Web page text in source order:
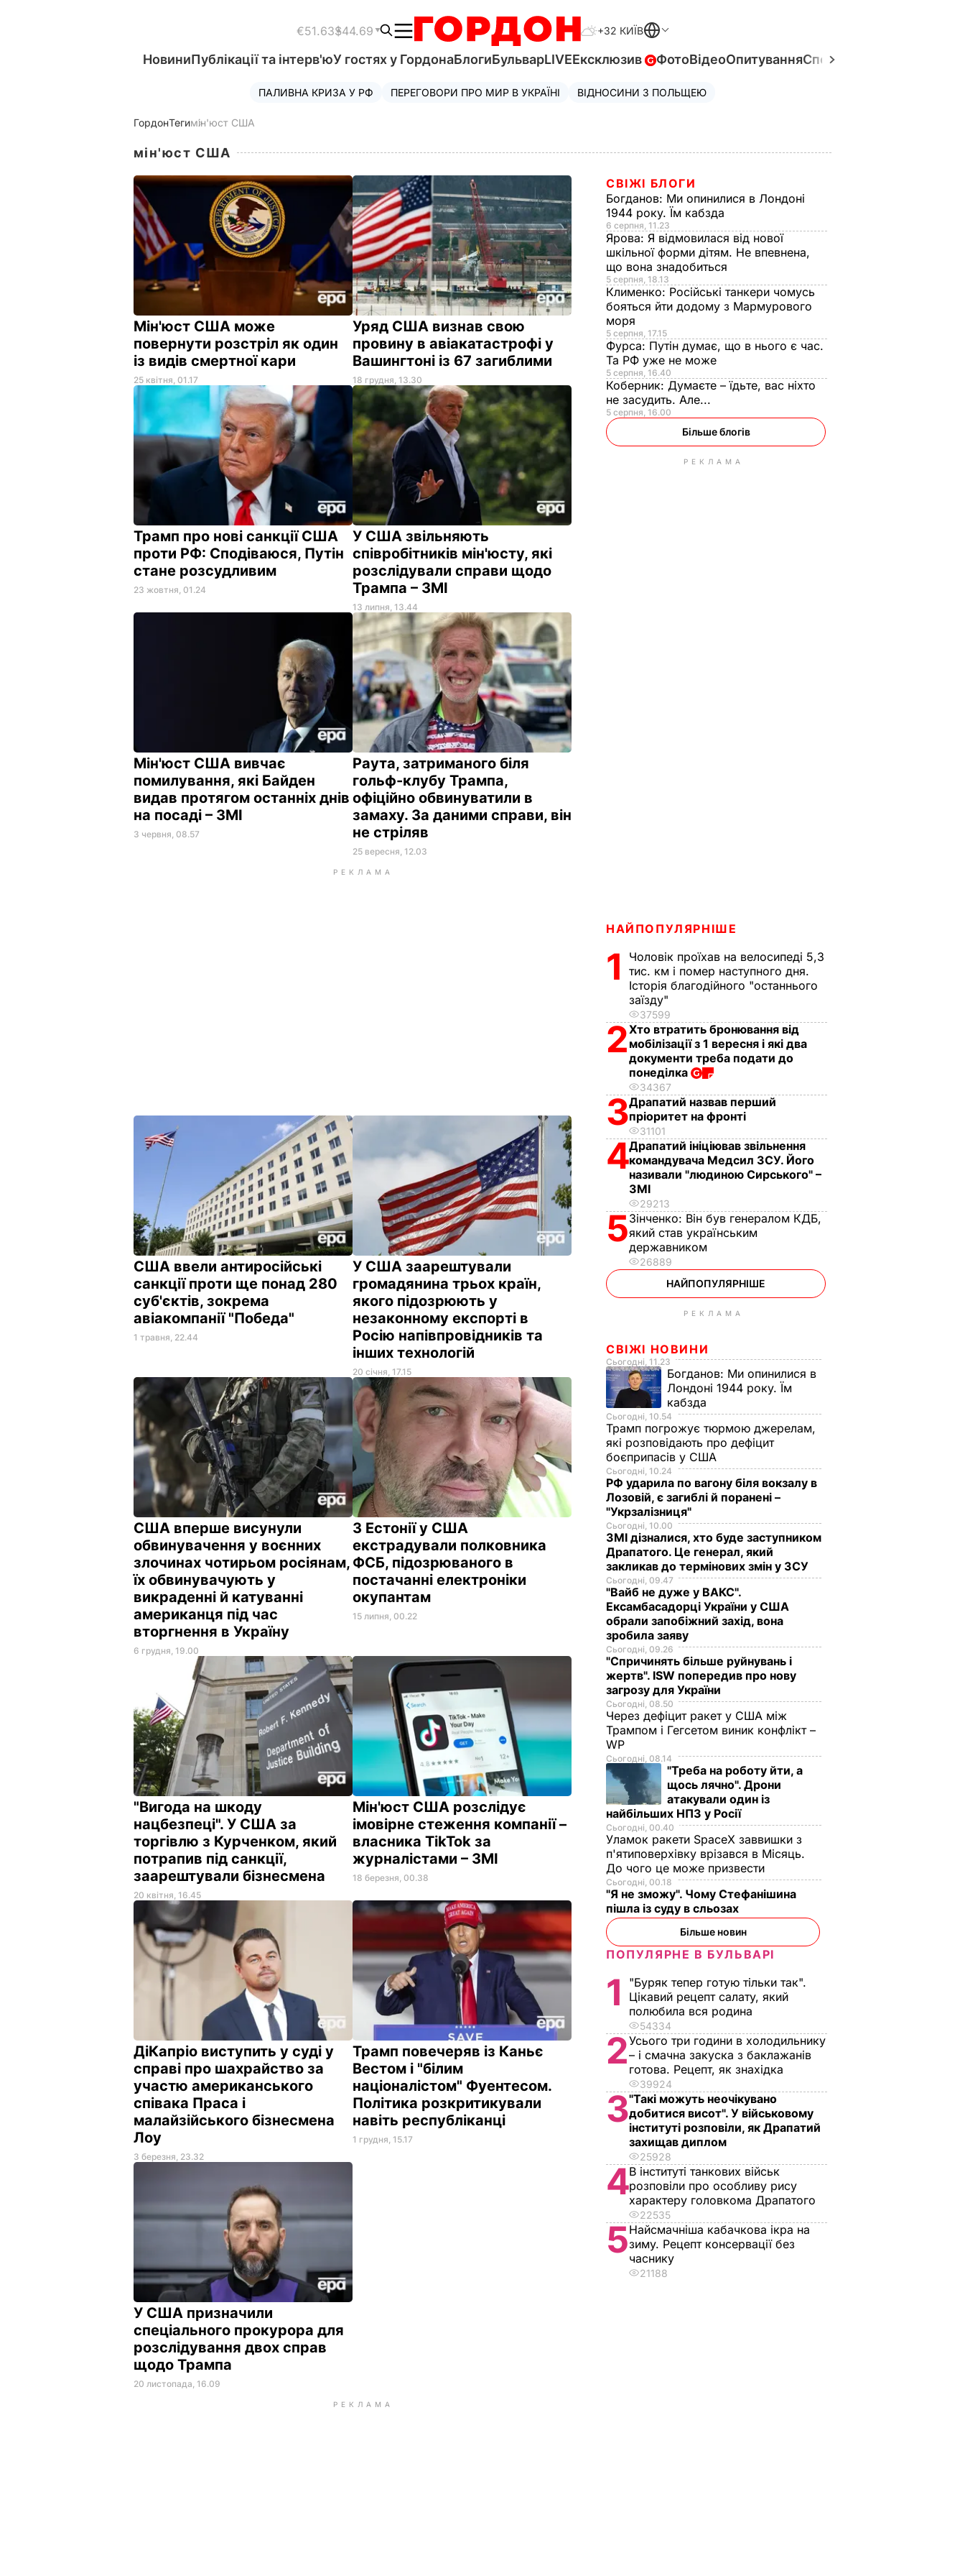
€51.63$44.69 +32 КИЇВ
НовиниПублікації та інтерв'юУ гостях у ГордонаБлогиБульварLIVEЕксклюзив ФотоВідеоОпитуванняСпецпроєкти
ПАЛИВНА КРИЗА У РФ ПЕРЕГОВОРИ ПРО МИР В УКРАЇНІ ВІДНОСИНИ З ПОЛЬЩЕЮ
ГордонТегимін'юст США
мін'юст США
Мін'юст США може
повернути розстріл як один
із видів смертної кари
25 квітня, 01.17
Уряд США визнав свою
провину в авіакатастрофі у
Вашингтоні із 67 загиблими
18 грудня, 13.30
Трамп про нові санкції США
проти РФ: Сподіваюся, Путін
стане розсудливим
23 жовтня, 01.24
У США звільняють
співробітників мін'юсту, які
розслідували справи щодо
Трампа – ЗМІ
13 липня, 13.44
Мін'юст США вивчає
помилування, які Байден
видав протягом останніх днів
на посаді – ЗМІ
3 червня, 08.57
Раута, затриманого біля
гольф-клубу Трампа,
офіційно обвинуватили в
замаху. За даними справи, він
не стріляв
25 вересня, 12.03
РЕКЛАМА
США ввели антиросійські
санкції проти ще понад 280
суб'єктів, зокрема
авіакомпанії "Победа"
1 травня, 22.44
У США заарештували
громадянина трьох країн,
якого підозрюють у
незаконному експорті в
Росію напівпровідників та
інших технологій
20 січня, 17.15
США вперше висунули
обвинувачення у воєнних
злочинах чотирьом росіянам,
їх обвинувачують у
викраденні й катуванні
американця під час
вторгнення в Україну
6 грудня, 19.00
З Естонії у США
екстрадували полковника
ФСБ, підозрюваного в
постачанні електроніки
окупантам
15 липня, 00.22
"Вигода на шкоду
нацбезпеці". У США за
торгівлю з Курченком, який
потрапив під санкції,
заарештували бізнесмена
20 квітня, 16.45
Мін'юст США розслідує
імовірне стеження компанії –
власника TikTok за
журналістами – ЗМІ
18 березня, 00.38
ДіКапріо виступить у суді у
справі про шахрайство за
участю американського
співака Праса і
малайзійського бізнесмена
Лоу
3 березня, 23.32
Трамп повечеряв із Каньє
Вестом і "білим
націоналістом" Фуентесом.
Політика розкритикували
навіть республіканці
1 грудня, 15.17
У США призначили
спеціального прокурора для
розслідування двох справ
щодо Трампа
20 листопада, 16.09
РЕКЛАМА
СВІЖІ БЛОГИ
Богданов: Ми опинилися в Лондоні
1944 року. Їм кабзда
6 серпня, 11.23
Ярова: Я відмовилася від нової
шкільної форми дітям. Не впевнена,
що вона знадобиться
5 серпня, 18.13
Клименко: Російські танкери чомусь
бояться йти додому з Мармурового
моря
5 серпня, 17.15
Фурса: Путін думає, що в нього є час.
Та РФ уже не може
5 серпня, 16.40
Коберник: Думаєте – їдьте, вас ніхто
не засудить. Але...
5 серпня, 16.00
Більше блогів
РЕКЛАМА
НАЙПОПУЛЯРНІШЕ
1
Чоловік проїхав на велосипеді 5,3
тис. км і помер наступного дня.
Історія благодійного "останнього
заїзду"
37599
2Хто втратить бронювання від
мобілізації з 1 вересня і які два
документи треба подати до
понеділка
34367
3Драпатий назвав перший
пріоритет на фронті
31101
4Драпатий ініціював звільнення
командувача Медсил ЗСУ. Його
називали "людиною Сирського" –
ЗМІ
29213
5Зінченко: Він був генералом КДБ,
який став українським
державником
26889
НАЙПОПУЛЯРНІШЕ
РЕКЛАМА
СВІЖІ НОВИНИ
Сьогодні, 11.23
Богданов: Ми опинилися в
Лондоні 1944 року. Їм
кабзда
Сьогодні, 10.54
Трамп погрожує тюрмою джерелам,
які розповідають про дефіцит
боєприпасів у США
Сьогодні, 10.24
РФ ударила по вагону біля вокзалу в
Лозовій, є загиблі й поранені –
"Укрзалізниця"
Сьогодні, 10.00
ЗМІ дізналися, хто буде заступником
Драпатого. Це генерал, який
закликав до термінових змін у ЗСУ
Сьогодні, 09.47
"Вайб не дуже у ВАКС".
Ексамбасадорці України у США
обрали запобіжний захід, вона
зробила заяву
Сьогодні, 09.26
"Спричинять більше руйнувань і
жертв". ISW попередив про нову
загрозу для України
Сьогодні, 08.50
Через дефіцит ракет у США між
Трампом і Гегсетом виник конфлікт –
WP
Сьогодні, 08.14
"Треба на роботу йти, а
щось лячно". Дрони
атакували один із
найбільших НПЗ у Росії
Сьогодні, 00.40
Уламок ракети SpaceX заввишки з
п'ятиповерхівку врізався в Місяць.
До чого це може призвести
Сьогодні, 00.18
"Я не зможу". Чому Стефанішина
пішла із суду в сльозах
Більше новин
ПОПУЛЯРНЕ В БУЛЬВАРІ
1
"Буряк тепер готую тільки так".
Цікавий рецепт салату, який
полюбила вся родина
54334
2Усього три години в холодильнику
– і смачна закуска з баклажанів
готова. Рецепт, як знахідка
39924
3"Такі можуть неочікувано
добитися висот". У військовому
інституті розповіли, як Драпатий
захищав диплом
25928
4В інституті танкових військ
розповіли про особливу рису
характеру головкома Драпатого
22535
5Найсмачніша кабачкова ікра на
зиму. Рецепт консервації без
часнику
21188